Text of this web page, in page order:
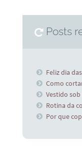
Posts
Feliz dia
Como
Vestido
Rotina da
Por que